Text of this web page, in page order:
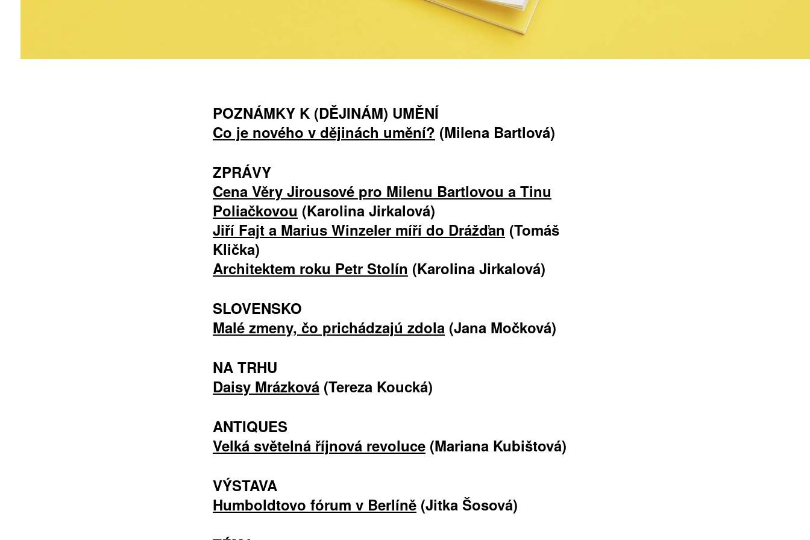
POZNÁMKY K (DĚJINÁM) UMĚNÍ
Co je nového v dějinách umění? (Milena Bartlová)
ZPRÁVY
Cena Věry Jirousové pro Milenu Bartlovou a Tinu
Poliačkovou (Karolina Jirkalová)
Jiří Fajt a Marius Winzeler míří do Drážďan (Tomáš
Klička)
Architektem roku Petr Stolín (Karolina Jirkalová)
SLOVENSKO
Malé zmeny, čo prichádzajú zdola (Jana Močková)
NA TRHU
Daisy Mrázková (Tereza Koucká)
ANTIQUES
Velká světelná říjnová revoluce (Mariana Kubištová)
VÝSTAVA
Humboldtovo fórum v Berlíně (Jitka Šosová)
10 TIŠTĚNÝCH ČÍSEL
ČLENSKÁ KARTA ARTCARD
KOUPIT PŘEDPLATNÉ